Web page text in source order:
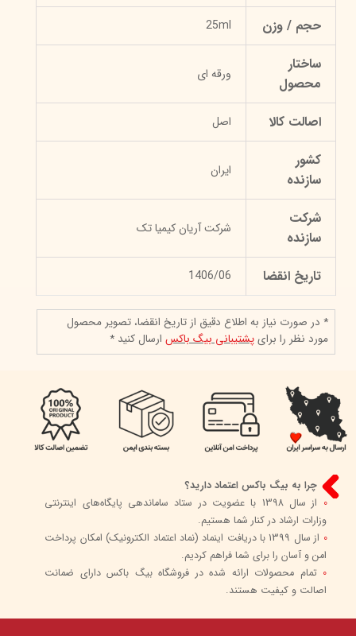
حجم / وزن 25ml
ساختار
محصول
ورقه‌ ای
اصالت کالا اصل
کشور
سازنده
ایران
شرکت
سازنده
شرکت آریان کیمیا تک
تاریخ انقضا 1406/06
* در صورت نیاز به اطلاع دقیق از تاریخ انقضا، تصویر محصول
مورد نظر را برایپشتیبانی بیگ باکسارسال کنید *
چرا به بیگ باکس اعتماد دارید؟
0
از سال 1398 با عضویت در ستاد ساماندهی پایگاه‌های اینترنتی
وزارات ارشاد در کنار شما هستیم.
0
از سال 1399 با دریافت اینماد (نماد اعتماد الکترونیک) امکان پرداخت
امن و آسان را برای شما فراهم کردیم.
0 تمام محصولات ارائه شده در فروشگاه بیگ باکس دارای ضمانت
اصالت و کیفیت هستند.